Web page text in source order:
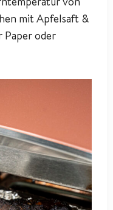
mit Apfelsaft &
Paper oder